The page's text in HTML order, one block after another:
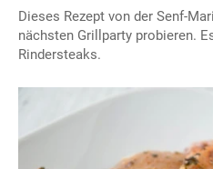
Dieses Rezept von der Senf-
nächsten Grillparty probieren.
Rindersteaks.